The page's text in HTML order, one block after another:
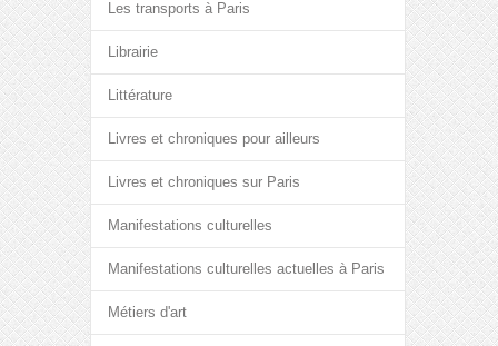
Les transports à Paris
Librairie
Littérature
Livres et chroniques pour ailleurs
Livres et chroniques sur Paris
Manifestations culturelles
Manifestations culturelles actuelles à Paris
Métiers d'art